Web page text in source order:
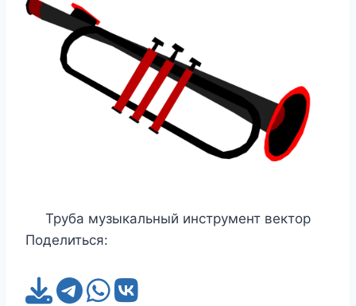
Труба музыкальный инструмент вектор
Поделиться: